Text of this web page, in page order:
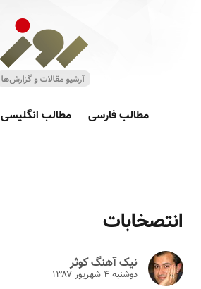
مطالب فارسی مطالب انگلیسی
انتصخابات
نیک آهنگ کوثر
دوشنبه ۴ شهريور ۱۳۸۷